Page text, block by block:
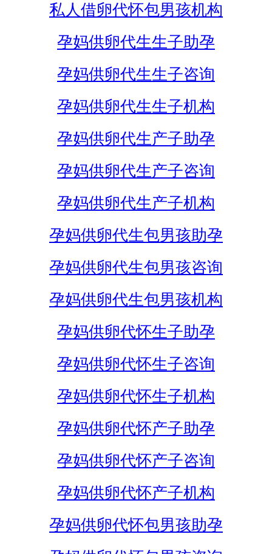
私人借卵代怀包男孩机构
孕妈供卵代生生子助孕
孕妈供卵代生生子咨询
孕妈供卵代生生子机构
孕妈供卵代生产子助孕
孕妈供卵代生产子咨询
孕妈供卵代生产子机构
孕妈供卵代生包男孩助孕
孕妈供卵代生包男孩咨询
孕妈供卵代生包男孩机构
孕妈供卵代怀生子助孕
孕妈供卵代怀生子咨询
孕妈供卵代怀生子机构
孕妈供卵代怀产子助孕
孕妈供卵代怀产子咨询
孕妈供卵代怀产子机构
孕妈供卵代怀包男孩助孕